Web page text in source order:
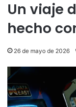
Un viaje
hecho
26 de mayo de 2026